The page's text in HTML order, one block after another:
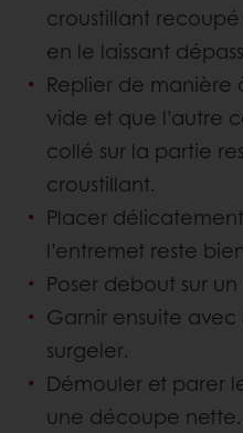
croustillant
en le laissant
Replier de manière
vide et que l’autre
collé sur la partie
croustillant.
Placer
l’entremet reste
Poser debout sur un
Garnir ensuite avec
surgeler.
Démouler et parer
une découpe nette.